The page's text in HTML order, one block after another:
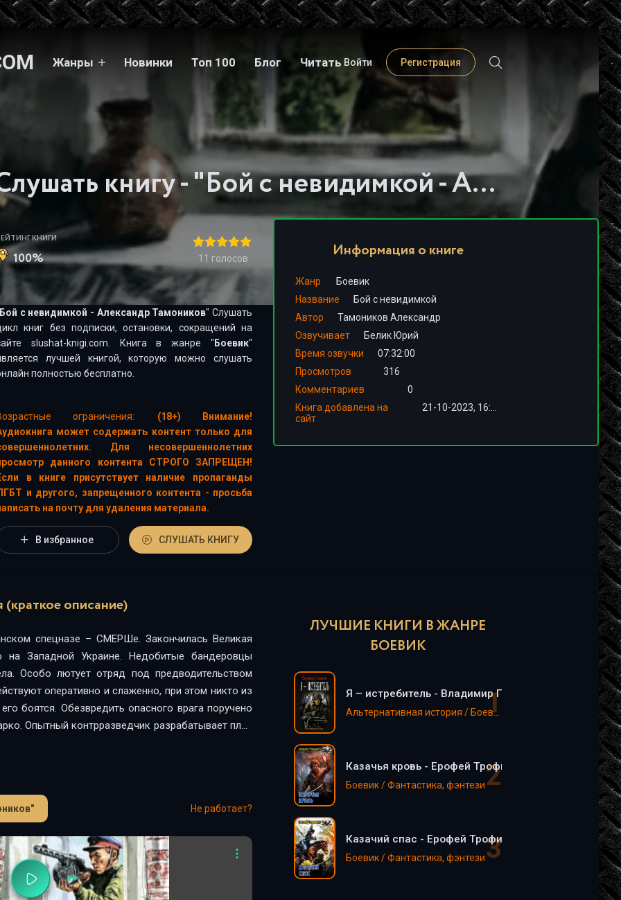
Жанры Новинки Топ 100 Блог Читать Войти Регистрация
Слушать книгу - "Бой с невидимкой - Александр Тамоников"
КНИГИ
100% 11 голосов
Бой с невидимкой - Александр Тамоников" Слушать
книг без подписки, остановки, сокращений на
slushat-knigi.com. Книга в жанре " Боевик"
лучшей книгой, которую можно слушать
полностью бесплатно.
ограничения:
(18+) Внимание!
может содержать контент только для
Для несовершеннолетних
данного контента СТРОГО ЗАПРЕЩЕН!
в книге присутствует наличие пропаганды
и другого, запрещенного контента - просьба
на почту для удаления материала.
В избранное СЛУШАТЬ КНИГУ
Информация о книге
Жанр
Боевик
Название
Бой с невидимкой
Автор
Тамоников Александр
Озвучивает
Белик Юрий
Время озвучки
07:32:00
Просмотров
316
Комментариев
0
Книга добавлена на
сайт
описание)
спецназе – СМЕРШе. Закончилась Великая
на Западной Украине. Недобитые бандеровцы
Особо лютует отряд под предводительством
оперативно и слаженно, при этом никто из
боятся. Обезвредить опасного врага поручено
Опытный контрразведчик разрабатывает план
как страшно удивит оперативников результат
бою, честных и бесстрашных офицеров Красной
лазутчики, готовящие диверсии в наших
сталинского спецназа, справедливого и скорого
– спецназ Сталина» – это каждый раз
исторические знания, это экшен, написанный
Не работает?
ЛУЧШИЕ КНИГИ В ЖАНРЕ
БОЕВИК
Я – истребитель - Владимир Поселягин
Альтернативная история / Боевик / Попаданцы / Фантастика, фэнтези
Казачья кровь - Ерофей Трофимов
Боевик / Фантастика, фэнтези
Казачий спас - Ерофей Трофимов
Боевик / Фантастика, фэнтези